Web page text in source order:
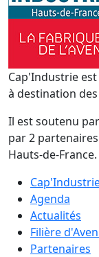
Cap'Industrie
à destination
Il est soutenu
par 2
Hauts-de-France.
Agenda
Actualités
Filière
Partenaires